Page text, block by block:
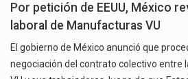
Por petición de EEUU, México
laboral de Manufacturas VU
El gobierno de México anunció que
negociación del contrato colectivo entre